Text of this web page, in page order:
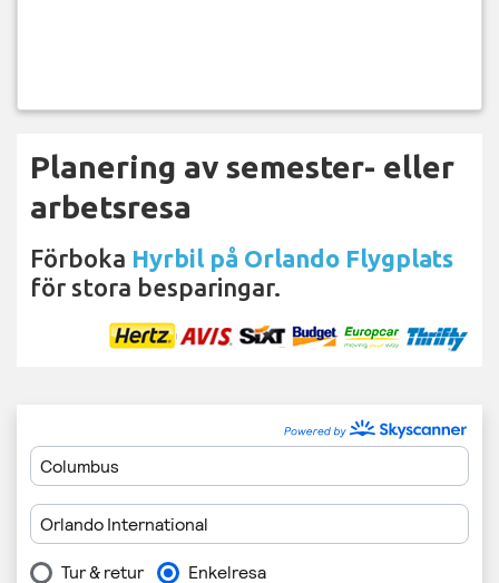
Planering av semester- eller
arbetsresa
Förboka Hyrbil på Orlando Flygplats
för stora besparingar.